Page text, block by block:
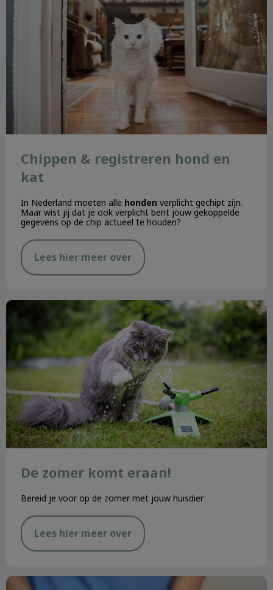
Chippen & registreren hond en
kat
In Nederland moeten alle honden verplicht gechipt zijn.
Maar wist jij dat je ook verplicht bent jouw gekoppelde
gegevens op de chip actueel te houden?
Lees hier meer over
De zomer komt eraan!
De zomer komt eraan!
Bereid je voor op de zomer met jouw huisdier
Lees hier meer over
Chippen en registreren honden